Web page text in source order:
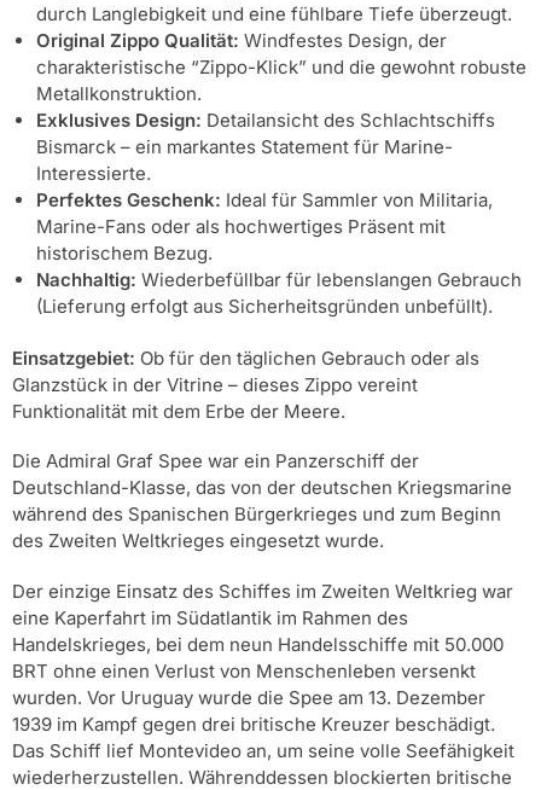
durch Langlebigkeit und eine fühlbare Tiefe überzeugt.
Original Zippo Qualität: Windfestes Design, der
charakteristische “Zippo-Klick” und die gewohnt robuste
Metallkonstruktion.
Exklusives Design: Detailansicht des Schlachtschiffs
Bismarck – ein markantes Statement für Marine-
Interessierte.
Perfektes Geschenk: Ideal für Sammler von Militaria,
Marine-Fans oder als hochwertiges Präsent mit
historischem Bezug.
Nachhaltig: Wiederbefüllbar für lebenslangen Gebrauch
(Lieferung erfolgt aus Sicherheitsgründen unbefüllt).
Einsatzgebiet: Ob für den täglichen Gebrauch oder als
Glanzstück in der Vitrine – dieses Zippo vereint
Funktionalität mit dem Erbe der Meere.
Die Admiral Graf Spee war ein Panzerschiff der
Deutschland-Klasse, das von der deutschen Kriegsmarine
während des Spanischen Bürgerkrieges und zum Beginn
des Zweiten Weltkrieges eingesetzt wurde.
Der einzige Einsatz des Schiffes im Zweiten Weltkrieg war
eine Kaperfahrt im Südatlantik im Rahmen des
Handelskrieges, bei dem neun Handelsschiffe mit 50.000
BRT ohne einen Verlust von Menschenleben versenkt
wurden. Vor Uruguay wurde die Spee am 13. Dezember
1939 im Kampf gegen drei britische Kreuzer beschädigt.
Das Schiff lief Montevideo an, um seine volle Seefähigkeit
wiederherzustellen. Währenddessen blockierten britische